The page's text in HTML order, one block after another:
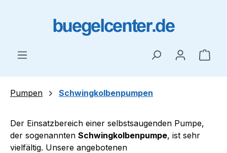
Pumpen Schwingkolbenpumpen
Der Einsatzbereich einer selbstsaugenden Pumpe,
der sogenannten Schwingkolbenpumpe, ist sehr
vielfältig. Unsere angebotenen